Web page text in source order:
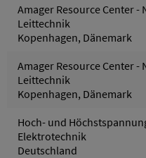
Amager Resource Center
Leittechnik
Kopenhagen, Dänemark
Amager Resource Center
Leittechnik
Kopenhagen, Dänemark
Hoch- und
Elektrotechnik
Deutschland